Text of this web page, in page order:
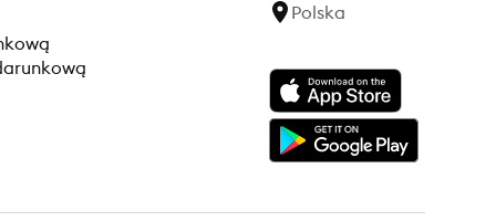
Polska